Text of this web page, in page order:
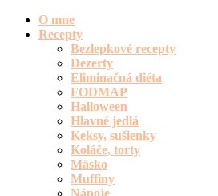
O mne
Recepty
Bezlepkové recepty
Dezerty
Eliminačná diéta
FODMAP
Halloween
Hlavné jedlá
Keksy, sušienky
Koláče, torty
Mäsko
Muffiny
Nápoje